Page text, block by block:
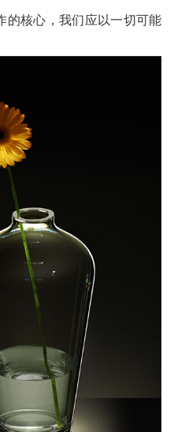
的核心，我们应以一切可能